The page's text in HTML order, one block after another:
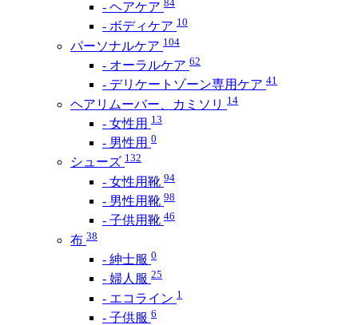
- ヘアケア 84
- ボディケア 10
パーソナルケア 104
- オーラルケア 62
- デリケートゾーン専用ケア 41
ヘアリムーバー、カミソリ 14
- 女性用 13
- 男性用 0
シューズ 132
- 女性用靴 94
- 男性用靴 98
- 子供用靴 46
布 38
- 紳士服 0
- 婦人服 25
- エコライン 1
- 子供服 6